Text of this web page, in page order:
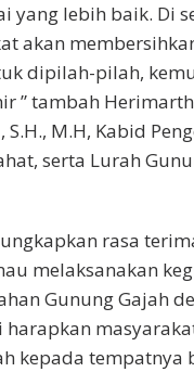
yang lebih baik. Di
akan
dipilah-pilah,
” tambah
M.H, Kabid
serta Lurah
rasa
melaksanakan
Gunung Gajah
kepada tempatnya